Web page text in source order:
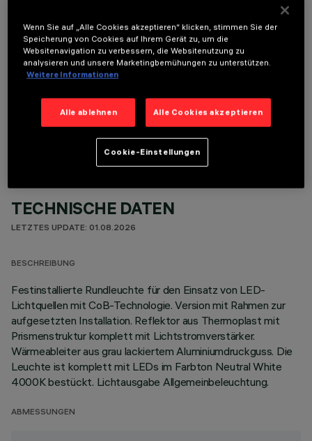
OPTIONALE KOMPONENTEN
TECHNISCHE DATEN
LETZTES UPDATE: 01.08.2026
BESCHREIBUNG
Festinstallierte Rundleuchte für den Einsatz von LED-
Lichtquellen mit CoB-Technologie. Version mit Rahmen zur
aufgesetzten Installation. Reflektor aus Thermoplast mit
Prismenstruktur komplett mit Lichtstromverstärker.
Wärmeableiter aus grau lackiertem Aluminiumdruckguss. Die
Leuchte ist komplett mit LEDs im Farbton Neutral White
4000K bestückt. Lichtausgabe Allgemeinbeleuchtung.
ABMESSUNGEN
Wenn Sie auf „Alle Cookies akzeptieren“ klicken, stimmen Sie der
Speicherung von Cookies auf Ihrem Gerät zu, um die
Websitenavigation zu verbessern, die Websitenutzung zu
analysieren und unsere Marketingbemühungen zu unterstützen.
Weitere Informationen
Alle ablehnen Alle Cookies akzeptieren
Cookie-Einstellungen